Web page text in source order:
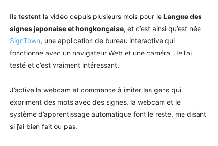
Ils testent la vidéo depuis plusieurs mois pour le Langue des
signes japonaise et hongkongaise, et c’est ainsi qu’est née
SignTown, une application de bureau interactive qui
fonctionne avec un navigateur Web et une caméra. Je l’ai
testé et c’est vraiment intéressant.
J’active la webcam et commence à imiter les gens qui
expriment des mots avec des signes, la webcam et le
système d’apprentissage automatique font le reste, me disant
si j’ai bien fait ou pas.